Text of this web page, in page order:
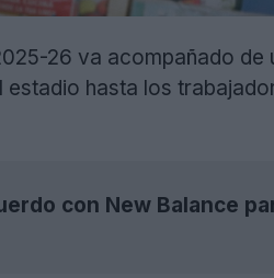
26 va acompañado de
hasta los
con New Balance